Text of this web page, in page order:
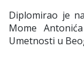
Diplomirao je
Mome
Umetnosti u